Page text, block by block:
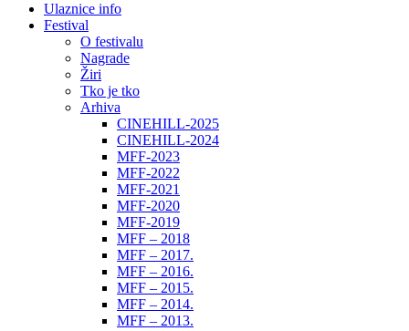
Ulaznice info
Festival
O festivalu
Nagrade
Žiri
Tko je tko
Arhiva
CINEHILL-2025
CINEHILL-2024
MFF-2023
MFF-2022
MFF-2021
MFF-2020
MFF-2019
MFF – 2018
MFF – 2017.
MFF – 2016.
MFF – 2015.
MFF – 2014.
MFF – 2013.